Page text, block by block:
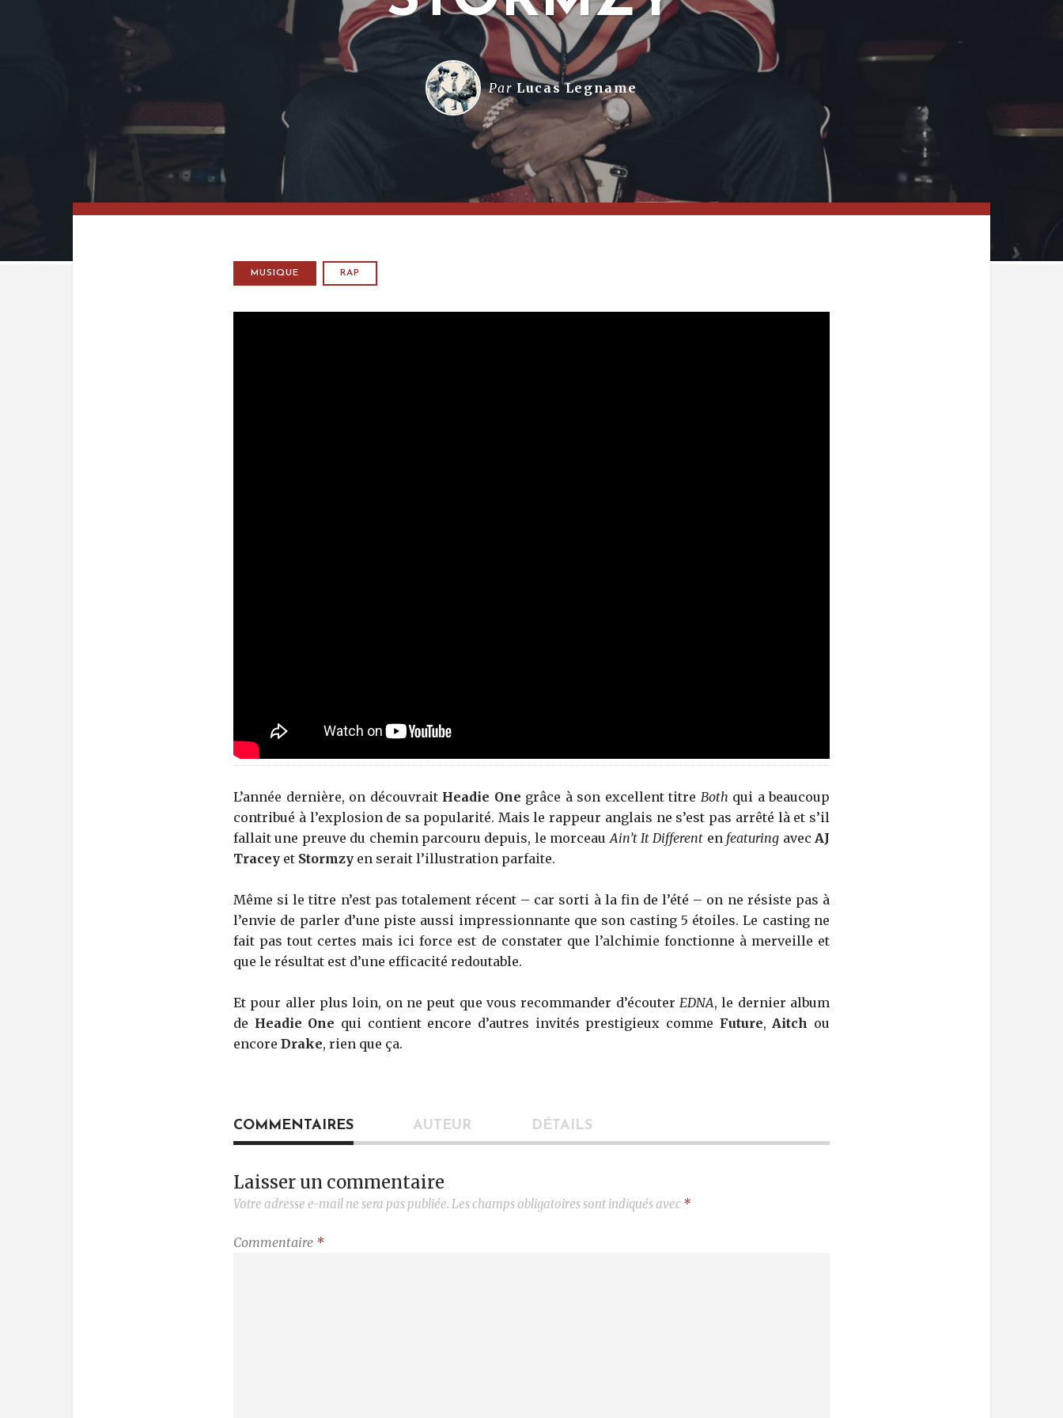
Par Lucas Legname
MUSIQUE RAP
L’année dernière, on découvrait Headie One grâce à son excellent titre Both qui a beaucoup
contribué à l’explosion de sa popularité. Mais le rappeur anglais ne s’est pas arrêté là et s’il
fallait une preuve du chemin parcouru depuis, le morceauAin’t It Different en featuring avecAJ
Tracey et Stormzy en serait l’illustration parfaite.
Même si le titre n’est pas totalement récent – car sorti à la fin de l’été – on ne résiste pas à
l’envie de parler d’une piste aussi impressionnante que son casting 5 étoiles. Le casting ne
fait pas tout certes mais ici force est de constater que l’alchimie fonctionne à merveille et
que le résultat est d’une efficacité redoutable.
Et pour aller plus loin, on ne peut que vous recommander d’écouter EDNA, le dernier album
de Headie One qui contient encore d’autres invités prestigieux comme Future,Aitch ou
encore Drake, rien que ça.
COMMENTAIRES AUTEUR DÉTAILS
Laisser un commentaire
Votre adresse e-mail ne sera pas publiée. Les champs obligatoires sont indiqués avec *
Commentaire *